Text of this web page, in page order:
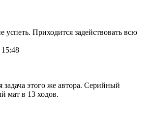
успеть. Приходится задействовать всю
15:48
задача этого же автора. Серийный
мат в 13 ходов.